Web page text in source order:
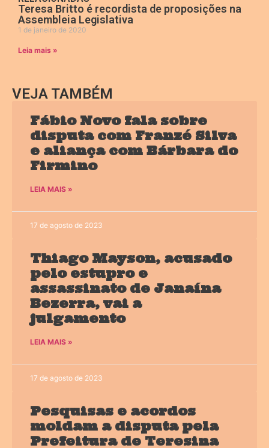
Teresa Britto é recordista de proposições na
Assembleia Legislativa
1 de janeiro de 2020
Leia mais »
VEJA TAMBÉM
Fábio Novo fala sobre
disputa com Franzé Silva
e aliança com Bárbara do
Firmino
LEIA MAIS »
17 de agosto de 2023
Thiago Mayson, acusado
pelo estupro e
assassinato de Janaína
Bezerra, vai a
julgamento
LEIA MAIS »
17 de agosto de 2023
Pesquisas e acordos
moldam a disputa pela
Prefeitura de Teresina